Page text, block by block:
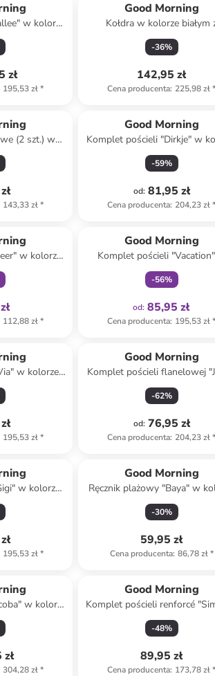
w kolorze
zł
195,53 zł*
Good Morning
Kołdra w kolorze białym
mikrofibry
-36%
142,95 zł
Cena producenta: 225,98 zł*
(2 szt.) w
143,33 zł*
Good Morning
Komplet pościeli "Dirkje" w
zielonym
-59%
od: 81,95 zł
Cena producenta: 204,23 zł*
w kolorze
112,88 zł*
Good Morning
Komplet pościeli
kolorze błękitno-kremowym
-56%
od: 85,95 zł
Cena producenta: 195,53 zł*
w kolorze
195,53 zł*
Good Morning
Komplet pościeli flanelowej
w kolorze szaro-beżowym
-62%
od: 76,95 zł
Cena producenta: 204,23 zł*
w kolorze
195,53 zł*
Good Morning
Ręcznik plażowy "Baya" w
niebiesko-pomarańczowym
-30%
59,95 zł
Cena producenta: 86,78 zł*
w kolorze
304,28 zł*
Good Morning
Komplet pościeli renforcé
kolorze beżowo-czarnym
-48%
89,95 zł
Cena producenta: 173,78 zł*